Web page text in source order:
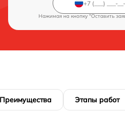
Нажимая на кнопку "Оставить
Преимущества Этапы работ